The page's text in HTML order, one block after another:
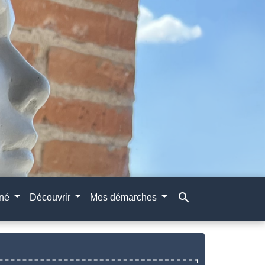
Découvrir Mes démarches search